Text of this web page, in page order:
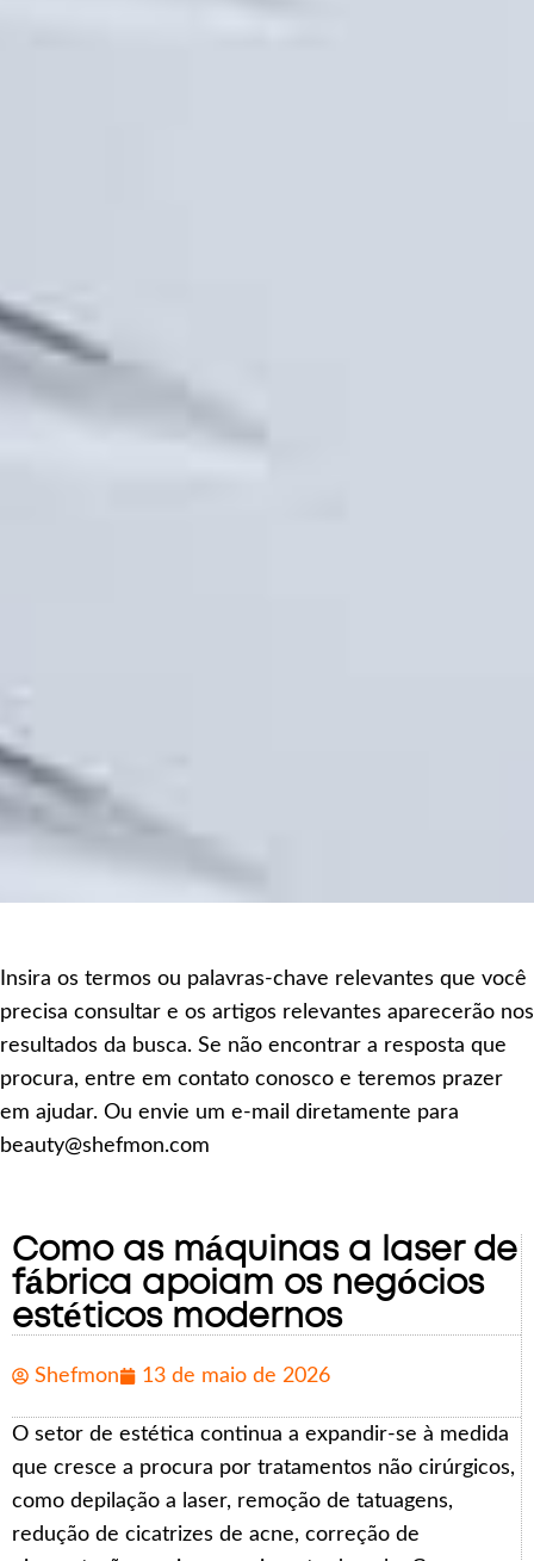
Insira os termos ou palavras-chave relevantes que você
precisa consultar e os artigos relevantes aparecerão nos
resultados da busca. Se não encontrar a resposta que
procura, entre em contato conosco e teremos prazer
em ajudar. Ou envie um e-mail diretamente para
beauty@shefmon.com
Como as máquinas a laser de
fábrica apoiam os negócios
estéticos modernos
Shefmon 13 de maio de 2026
O setor de estética continua a expandir-se à medida
que cresce a procura por tratamentos não cirúrgicos,
como depilação a laser, remoção de tatuagens,
redução de cicatrizes de acne, correção de